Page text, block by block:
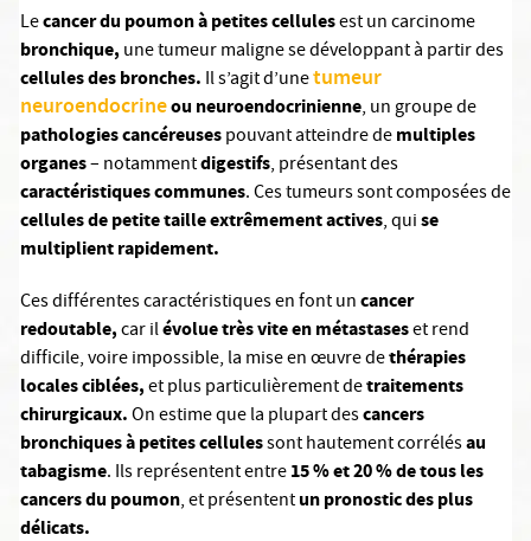
Lecancer du poumon à petites cellulesest un carcinome
bronchique, une tumeur maligne se développant à partir des
cellules des bronches. Il s’agit d’unetumeur
neuroendocrineou neuroendocrinienne, un groupe de
pathologies cancéreusespouvant atteindre demultiples
organes– notammentdigestifs, présentant des
caractéristiques communes. Ces tumeurs sont composées de
cellules de petite tailleextrêmement actives, quise
multiplient rapidement.
Ces différentes caractéristiques en font uncancer
redoutable,car ilévolue très vite en métastaseset rend
difficile, voire impossible, la mise en œuvre dethérapies
locales ciblées,et plus particulièrement detraitements
chirurgicaux.On estime que la plupart descancers
bronchiques à petites cellulessont hautement corrélésau
tabagisme. Ils représentent entre15 % et 20 % de tous les
cancers du poumon, et présententun pronostic des plus
délicats.